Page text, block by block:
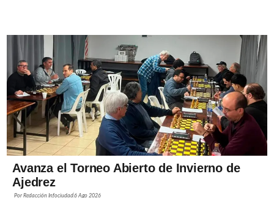
Avanza el Torneo Abierto de Invierno de
Ajedrez
PorRedacción Infociudad6 Ago 2026